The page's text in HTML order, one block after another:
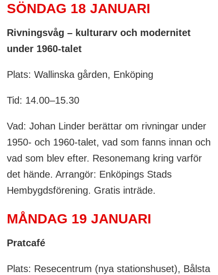
SÖNDAG 18 JANUARI
Rivningsvåg – kulturarv och modernitet
under 1960-talet
Plats: Wallinska gården, Enköping
Tid: 14.00–15.30
Vad: Johan Linder berättar om rivningar under
1950- och 1960-talet, vad som fanns innan och
vad som blev efter. Resonemang kring varför
det hände. Arrangör: Enköpings Stads
Hembygdsförening. Gratis inträde.
MÅNDAG 19 JANUARI
Pratcafé
Plats: Resecentrum (nya stationshuset), Bålsta